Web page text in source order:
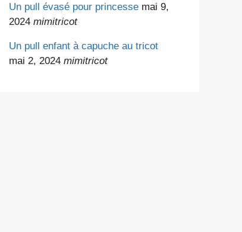
Un pull évasé pour princesse mai 9,
2024 mimitricot
Un pull enfant à capuche au tricot
mai 2, 2024 mimitricot